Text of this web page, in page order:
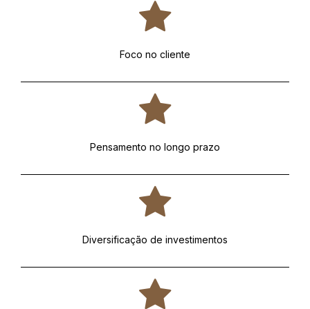
Foco no cliente
Pensamento no longo prazo
Diversificação de investimentos